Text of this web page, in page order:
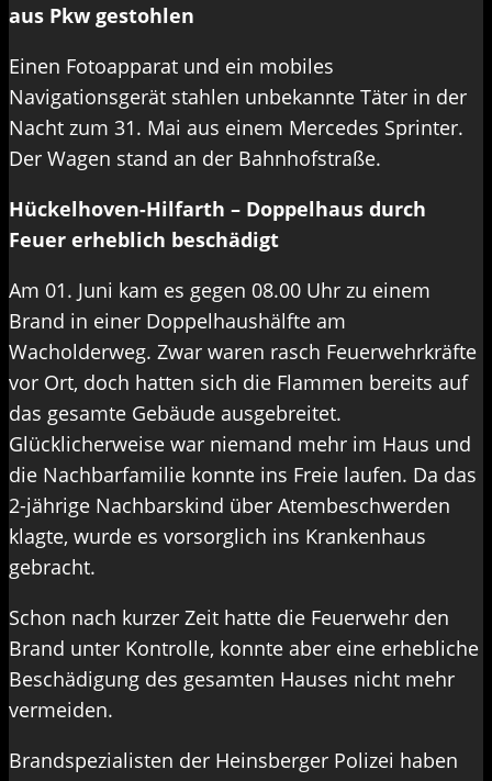
aus Pkw gestohlen
Einen Fotoapparat und ein mobiles
Navigationsgerät stahlen unbekannte Täter in der
Nacht zum 31. Mai aus einem Mercedes Sprinter.
Der Wagen stand an der Bahnhofstraße.
Hückelhoven-Hilfarth – Doppelhaus durch
Feuer erheblich beschädigt
Am 01. Juni kam es gegen 08.00 Uhr zu einem
Brand in einer Doppelhaushälfte am
Wacholderweg. Zwar waren rasch Feuerwehrkräfte
vor Ort, doch hatten sich die Flammen bereits auf
das gesamte Gebäude ausgebreitet.
Glücklicherweise war niemand mehr im Haus und
die Nachbarfamilie konnte ins Freie laufen. Da das
2-jährige Nachbarskind über Atembeschwerden
klagte, wurde es vorsorglich ins Krankenhaus
gebracht.
Schon nach kurzer Zeit hatte die Feuerwehr den
Brand unter Kontrolle, konnte aber eine erhebliche
Beschädigung des gesamten Hauses nicht mehr
vermeiden.
Brandspezialisten der Heinsberger Polizei haben